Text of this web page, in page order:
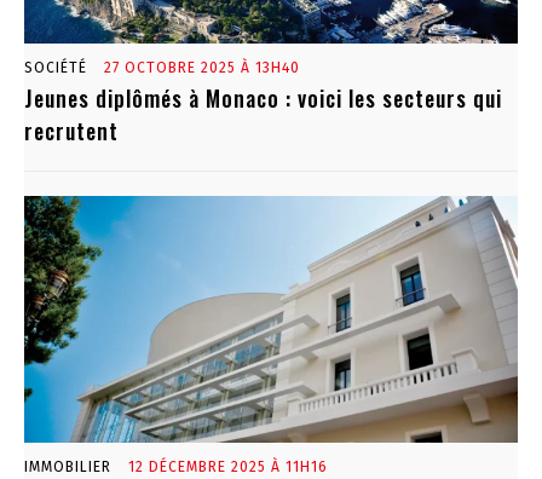
SOCIÉTÉ 27 OCTOBRE 2025 À 13H40
Jeunes diplômés à Monaco : voici les secteurs qui
recrutent
IMMOBILIER 12 DÉCEMBRE 2025 À 11H16